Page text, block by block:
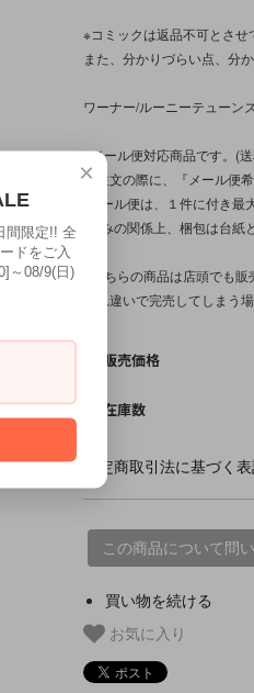
※コミックは返品不可とさせ
また、分かりづらい点、分
ワーナー/ルーニーテューン
※メール便対応商品です。(
ご注文の際に、『メール便
(メール便は、１件に付き
(厚みの関係上、梱包は台
※こちらの商品は店頭でも販
入れ違いで完売してしまう
販売価格
在庫数
特定商取引法に基づく
この商品について問
買い物を続ける
お気に入り
×
間限定!! 全
ドをご入
～08/9(日)